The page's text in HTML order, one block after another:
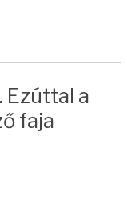
a
faja